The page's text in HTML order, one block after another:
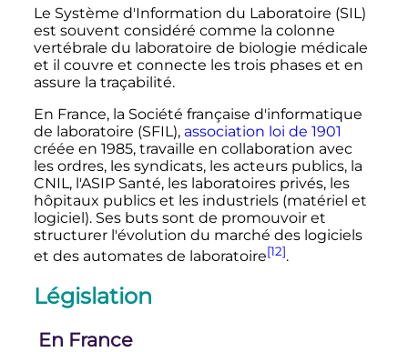
Le Système d'Information du Laboratoire (SIL)
est souvent considéré comme la colonne
vertébrale du laboratoire de biologie médicale
et il couvre et connecte les trois phases et en
assure la traçabilité.
En France, la Société française d'informatique
de laboratoire (SFIL), association loi de 1901
créée en 1985, travaille en collaboration avec
les ordres, les syndicats, les acteurs publics, la
CNIL, l'ASIP Santé, les laboratoires privés, les
hôpitaux publics et les industriels (matériel et
logiciel). Ses buts sont de promouvoir et
structurer l'évolution du marché des logiciels
et des automates de laboratoire[12].
Législation
En France